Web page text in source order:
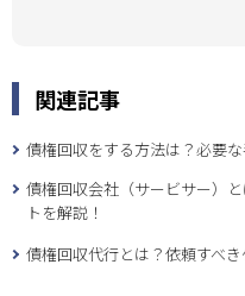
関連記事
債権回収をする方法は？必要
債権回収会社（サービサー）
トを解説！
債権回収代行とは？依頼すべ